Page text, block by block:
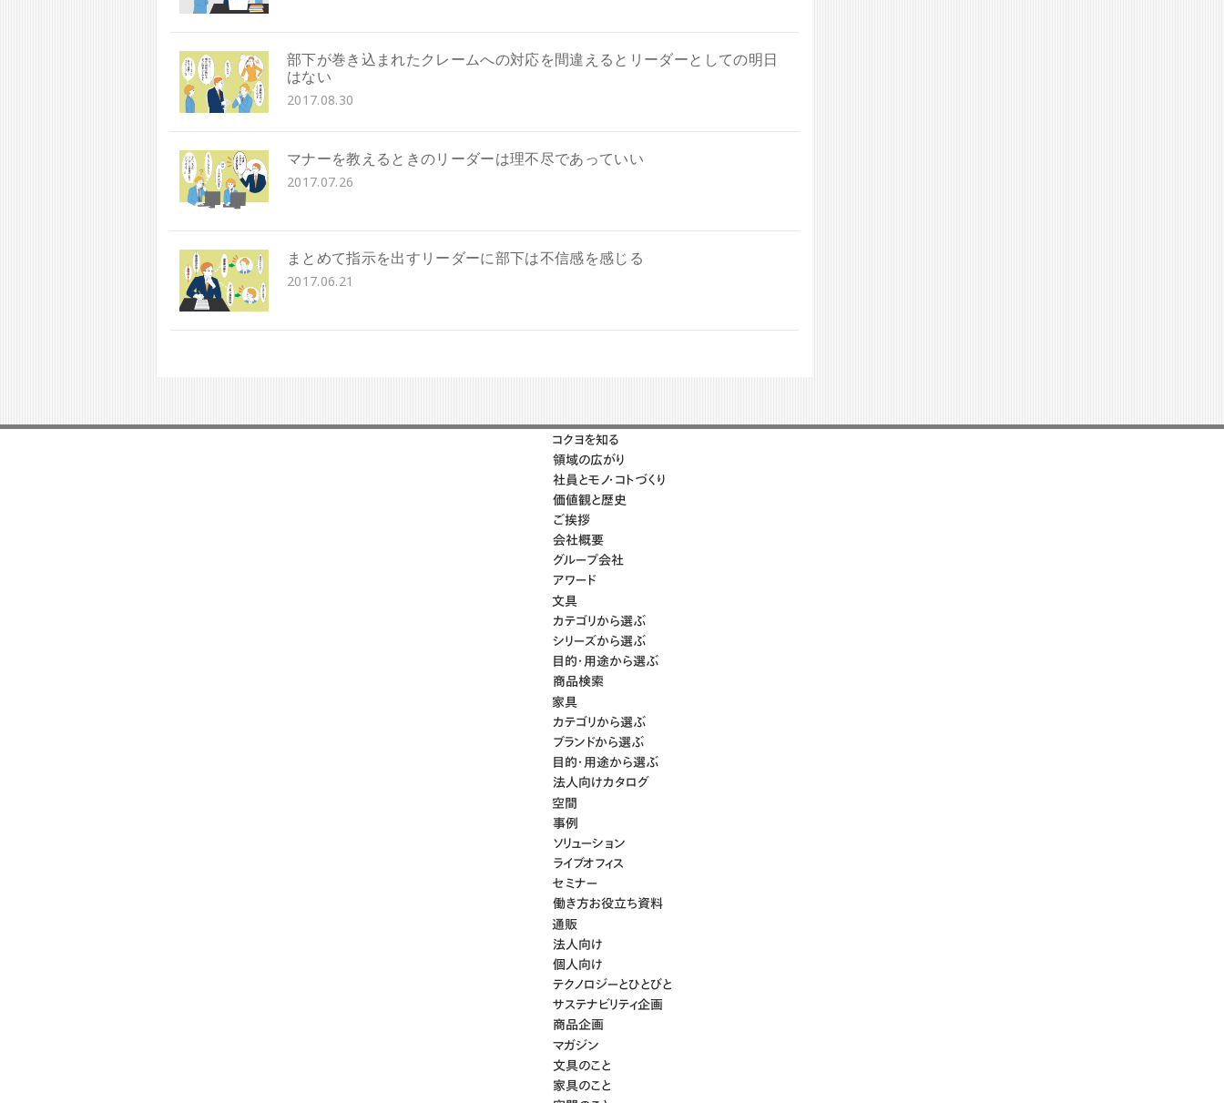
部下が巻き込まれたクレームへの対応を間違えるとリーダーとしての明日
はない
2017.08.30
マナーを教えるときのリーダーは理不尽であっていい
2017.07.26
まとめて指示を出すリーダーに部下は不信感を感じる
2017.06.21
コクヨを知る
領域の広がり
社員とモノ・コトづくり
価値観と歴史
ご挨拶
会社概要
グループ会社
アワード
文具
カテゴリから選ぶ
シリーズから選ぶ
目的・用途から選ぶ
商品検索
家具
カテゴリから選ぶ
ブランドから選ぶ
目的・用途から選ぶ
法人向けカタログ
空間
事例
ソリューション
ライブオフィス
セミナー
働き方お役立ち資料
通販
法人向け
個人向け
テクノロジーとひとびと
サステナビリティ企画
商品企画
マガジン
文具のこと
家具のこと